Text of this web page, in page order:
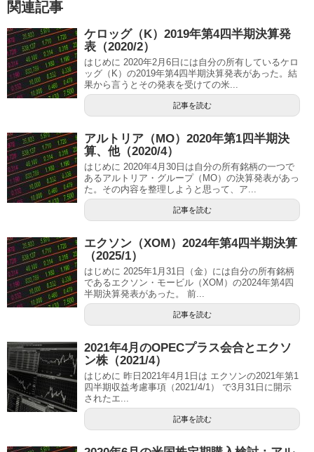
関連記事
ケロッグ（K）2019年第4四半期決算発
表（2020/2）
はじめに 2020年2月6日には自分の所有しているケロ
ッグ（K）の2019年第4四半期決算発表があった。結
果から言うとその発表を受けての米...
記事を読む
アルトリア（MO）2020年第1四半期決
算、他（2020/4）
はじめに 2020年4月30日は自分の所有銘柄の一つで
あるアルトリア・グループ（MO）の決算発表があっ
た。その内容を整理しようと思って、ア...
記事を読む
エクソン（XOM）2024年第4四半期決算
（2025/1）
はじめに 2025年1月31日（金）には自分の所有銘柄
であるエクソン・モービル（XOM）の2024年第4四
半期決算発表があった。 前...
記事を読む
2021年4月のOPECプラス会合とエクソ
ン株（2021/4）
はじめに 昨日2021年4月1日は エクソンの2021年第1
四半期収益考慮事項（2021/4/1） で3月31日に開示
されたエ...
記事を読む